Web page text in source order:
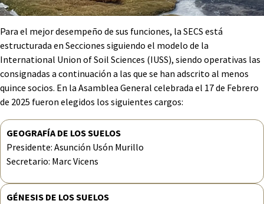
Para el mejor desempeño de sus funciones, la SECS está
estructurada en Secciones siguiendo el modelo de la
International Union of Soil Sciences (IUSS), siendo operativas las
consignadas a continuación a las que se han adscrito al menos
quince socios. En la Asamblea General celebrada el 17 de Febrero
de 2025 fueron elegidos los siguientes cargos:
GEOGRAFÍA DE LOS SUELOS
Presidente: Asunción Usón Murillo
Secretario: Marc Vicens
GÉNESIS DE LOS SUELOS